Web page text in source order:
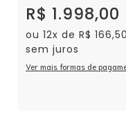
R$ 1.998,00
ou 12x de R$ 166,50
sem juros
Ver mais formas de